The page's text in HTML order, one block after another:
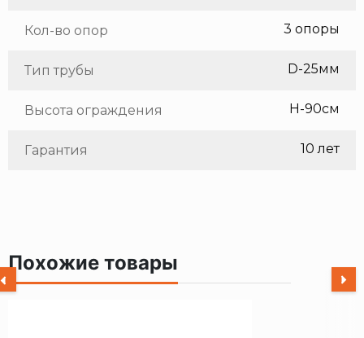
Кол-во опор 3 опоры
Тип трубы D-25мм
Высота ограждения H-90см
Гарантия 10 лет
Похожие товары